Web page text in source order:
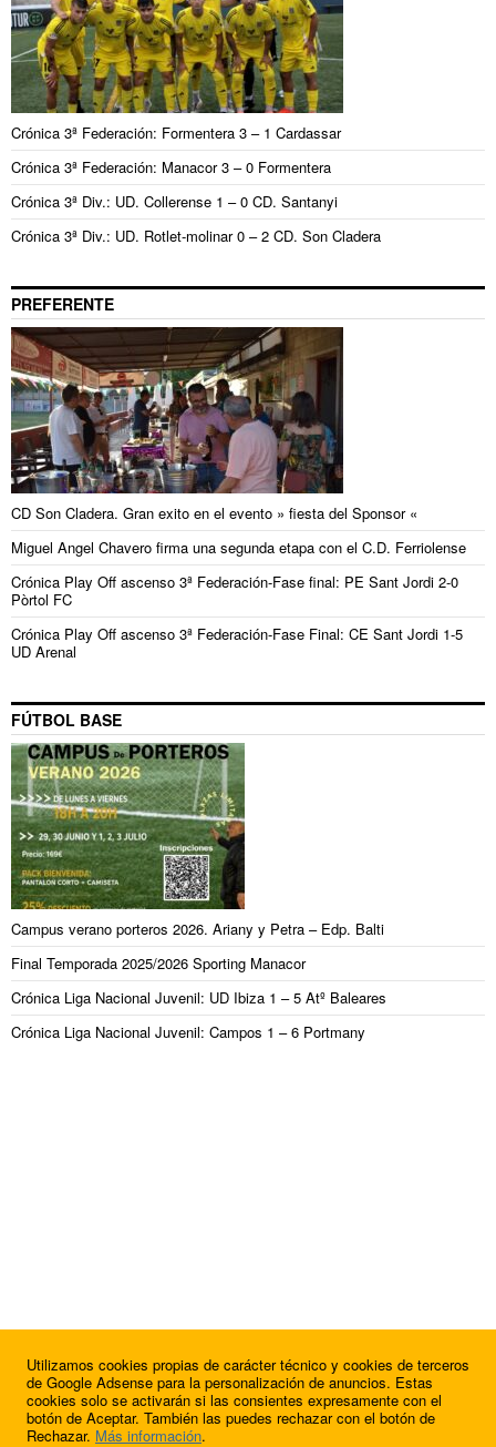
Crónica 3ª Federación: Formentera 3 – 1 Cardassar
Crónica 3ª Federación: Manacor 3 – 0 Formentera
Crónica 3ª Div.: UD. Collerense 1 – 0 CD. Santanyi
Crónica 3ª Div.: UD. Rotlet-molinar 0 – 2 CD. Son Cladera
PREFERENTE
CD Son Cladera. Gran exito en el evento » fiesta del Sponsor «
Miguel Angel Chavero firma una segunda etapa con el C.D. Ferriolense
Crónica Play Off ascenso 3ª Federación-Fase final: PE Sant Jordi 2-0
Pòrtol FC
Crónica Play Off ascenso 3ª Federación-Fase Final: CE Sant Jordi 1-5
UD Arenal
FÚTBOL BASE
Campus verano porteros 2026. Ariany y Petra – Edp. Balti
Final Temporada 2025/2026 Sporting Manacor
Crónica Liga Nacional Juvenil: UD Ibiza 1 – 5 Atº Baleares
Crónica Liga Nacional Juvenil: Campos 1 – 6 Portmany
¿Quieres anunciarte en FutbolBalear?
Utilizamos cookies propias de carácter técnico y cookies de terceros
de Google Adsense para la personalización de anuncios. Estas
cookies solo se activarán si las consientes expresamente con el
botón de Aceptar. También las puedes rechazar con el botón de
Rechazar. Más información.